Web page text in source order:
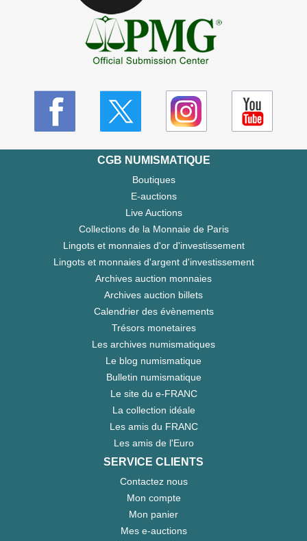
CGB NUMISMATIQUE
Boutiques
E-auctions
Live Auctions
Collections de la Monnaie de Paris
Lingots et monnaies d'or d'investissement
Lingots et monnaies d'argent d'investissement
Archives auction monnaies
Archives auction billets
Calendrier des évènements
Trésors monetaires
Les archives numismatiques
Le blog numismatique
Bulletin numismatique
Le site du e-FRANC
La collection idéale
Les amis du FRANC
Les amis de l'Euro
SERVICE CLIENTS
Contactez nous
Mon compte
Mon panier
Mes e-auctions